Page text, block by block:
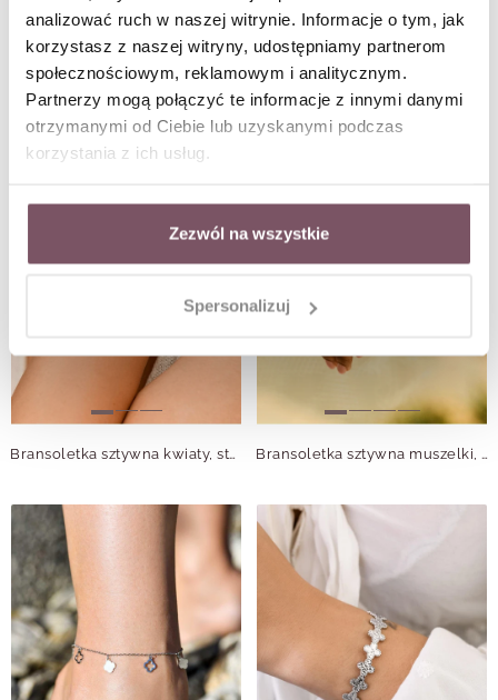
analizować ruch w naszej witrynie. Informacje o tym, jak
korzystasz z naszej witryny, udostępniamy partnerom
społecznościowym, reklamowym i analitycznym.
Partnerzy mogą połączyć te informacje z innymi danymi
otrzymanymi od Ciebie lub uzyskanymi podczas
korzystania z ich usług.
Zezwól na wszystkie
Spersonalizuj
Bransoletka sztywna kwiaty, stal pozłacana S109652S00 Bransoletka sztywna muszelki, stal S109654S00